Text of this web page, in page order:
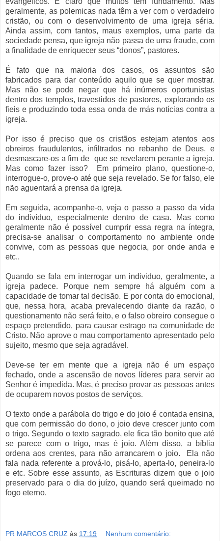
geralmente, as polemicas nada têm a ver com o verdadeiro
cristão, ou com o desenvolvimento de uma igreja séria.
Ainda assim, com tantos, maus exemplos, uma parte da
sociedade pensa, que igreja não passa de uma fraude, com
a finalidade de enriquecer seus “donos”, pastores.
É fato que na maioria dos casos, os assuntos são
fabricados para dar conteúdo aquilo que se quer mostrar.
Mas não se pode negar que há inúmeros oportunistas
dentro dos templos, travestidos de pastores, explorando os
fieis e produzindo toda essa onda de más notícias contra a
igreja.
Por isso é preciso que os cristãos estejam atentos aos
obreiros fraudulentos, infiltrados no rebanho de Deus, e
desmascare-os a fim de que se revelarem perante a igreja.
Mas como fazer isso?
Em primeiro plano, questione-o,
interrogue-o, prove-o até que seja revelado. Se for falso, ele
não aguentará a prensa da igreja.
Em seguida, acompanhe-o, veja o passo a passo da vida
do indivíduo, especialmente dentro de casa. Mas como
geralmente não é possível cumprir essa regra na íntegra,
precisa-se analisar o comportamento no ambiente onde
convive, com as pessoas que negocia, por onde anda e
etc..
Quando se fala em interrogar um individuo, geralmente, a
igreja padece. Porque nem sempre há alguém com a
capacidade de tomar tal decisão. E por conta do emocional,
que, nessa hora, acaba prevalecendo diante da razão, o
questionamento não será feito, e o falso obreiro consegue o
espaço pretendido, para causar estrago na comunidade de
Cristo. Não aprove o mau comportamento apresentado pelo
sujeito, mesmo que seja agradável.
Deve-se ter em mente que a igreja não é um espaço
fechado, onde a ascensão de novos líderes para servir ao
Senhor é impedida. Mas, é preciso provar as pessoas antes
de ocuparem novos postos de serviços.
O texto onde a parábola do trigo e do joio é contada ensina,
que com permissão do dono, o joio deve crescer junto com
o trigo. Segundo o texto sagrado, ele fica tão bonito que até
se parece com o trigo, mas é joio. Além disso, a bíblia
ordena aos crentes, para não arrancarem o joio.
Ela não
fala nada referente a prová-lo, pisá-lo, aperta-lo, peneira-lo
e etc. Sobre esse assunto, as Escrituras dizem que o joio
preservado para o dia do juízo, quando será queimado no
fogo eterno.
PR MARCOS CRUZ às 17:19 Nenhum comentário: